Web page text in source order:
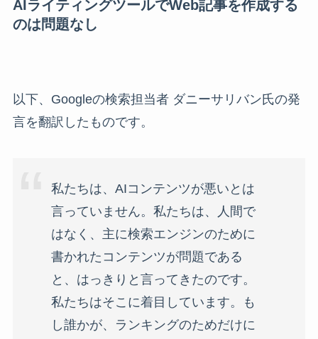
AIライティングツールでWeb記事を作成する
のは問題なし
以下、Googleの検索担当者 ダニーサリバン氏の発
言を翻訳したものです。
私たちは、AIコンテンツが悪いとは
言っていません。私たちは、人間で
はなく、主に検索エンジンのために
書かれたコンテンツが問題である
と、はっきりと言ってきたのです。
私たちはそこに着目しています。も
し誰かが、ランキングのためだけに